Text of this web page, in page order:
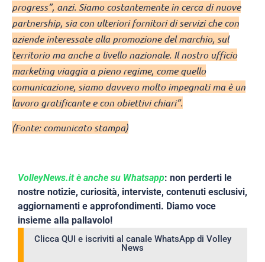
progress”, anzi. Siamo costantemente in cerca di nuove
partnership, sia con ulteriori fornitori di servizi che con
aziende interessate alla promozione del marchio, sul
territorio ma anche a livello nazionale. Il nostro ufficio
marketing viaggia a pieno regime, come quello
comunicazione, siamo davvero molto impegnati ma è un
lavoro gratificante e con obiettivi chiari”.
(Fonte: comunicato stampa)
VolleyNews.it è anche su Whatsapp: non perderti le
nostre notizie, curiosità, interviste, contenuti esclusivi,
aggiornamenti e approfondimenti. Diamo voce
insieme alla pallavolo!
Clicca QUI e iscriviti al canale WhatsApp di Volley
News